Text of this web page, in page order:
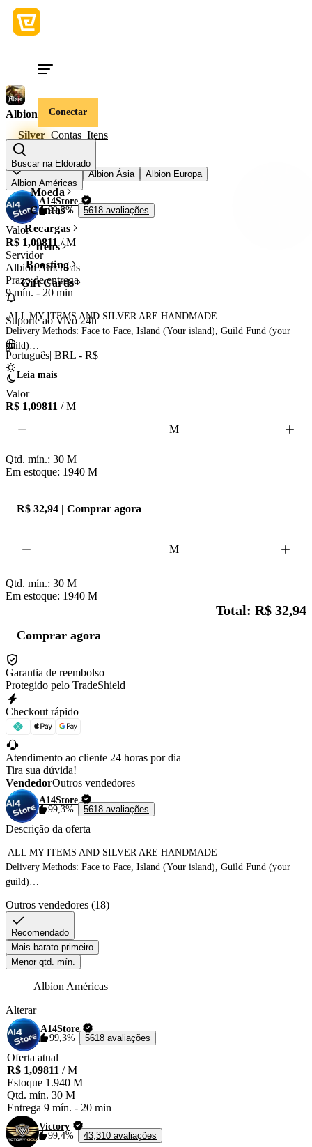
Conectar
Buscar na Eldorado
Moeda
Contas
Recargas
Itens
Boosting
Gift Cards
Suporte ao Vivo 24h
Português| BRL - R$
Albion Online
Silver Contas Itens
Servidor
Albion Américas
Albion Ásia Albion Europa
A14Store
99,3%
5618 avaliações
Valor
R$ 1,09811/ M
Servidor
Albion Américas
Prazo de entrega
9 mín. - 20 min
ALL MY ITEMS AND SILVER ARE HANDMADE
Delivery Methods: Face to Face, Island (Your island), Guild Fund (your
guild)
I also have offers for Tome of Insight and other items. Pls check my store
Leia mais
Valor
R$ 1,09811 / M
M
Qtd. mín.: 30 M
Em estoque: 1940 M
R$ 32,94 | Comprar agora
M
Qtd. mín.: 30 M
Em estoque: 1940 M
Total: R$ 32,94
Comprar agora
Garantia de reembolso
Protegido pelo TradeShield
Checkout rápido
Atendimento ao cliente 24 horas por dia
Tira sua dúvida!
VendedorOutros vendedores
A14Store
99,3%
5618 avaliações
Descrição da oferta
ALL MY ITEMS AND SILVER ARE HANDMADE
Delivery Methods: Face to Face, Island (Your island), Guild Fund (your
guild)
Outros vendedores (18)
Recomendado
Mais barato primeiro
Menor qtd. mín.
Albion Américas
Alterar
A14Store
99,3%
5618 avaliações
Oferta atual
R$ 1,09811 / M
Estoque 1.940 M
Qtd. mín. 30 M
Entrega 9 mín. - 20 min
Victory
99,4%
43,310 avaliações